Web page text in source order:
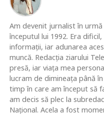
Am devenit jurnalist în
începutul lui 1992. Era
informaţii, iar adunarea
muncă. Redacţia ziarului
presă, iar viaţa mea
lucram de dimineaţa până
timp în care am început să
am decis să plec la
Naţional. Acela a fost